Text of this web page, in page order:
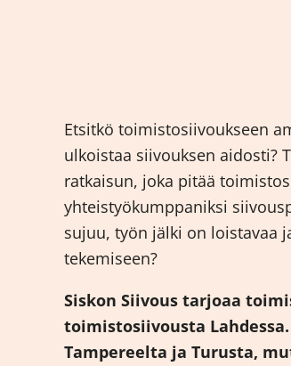
Etsitkö toimistosiivoukseen
ulkoistaa siivouksen aidosti?
ratkaisun, joka pitää
yhteistyökumppaniksi
sujuu, työn jälki on loistavaa
tekemiseen?
Siskon Siivous tarjoaa
toimistosiivousta
Tampereelta ja Turusta,